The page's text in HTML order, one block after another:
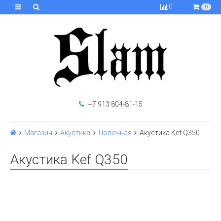
0 0
+7 913 804-81-15
Магазин Акустика Полочная Акустика Kef Q350
Акустика Kef Q350